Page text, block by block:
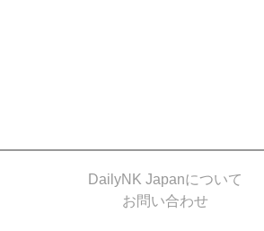
DailyNK Japanについて
お問い合わせ